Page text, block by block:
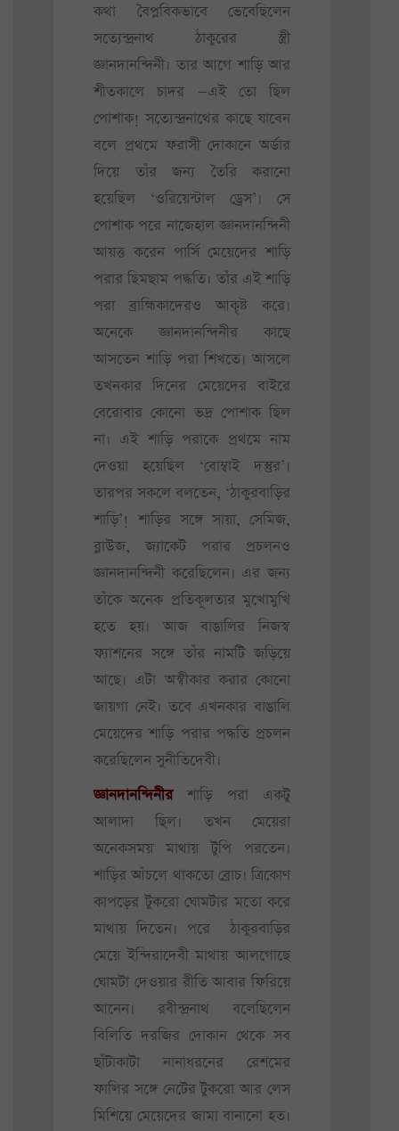
কথা বৈপ্লবিকভাবে ভেবেছিলেন
সত্যেন্দ্রনাথ ঠাকুরের স্ত্রী
জ্ঞানদানন্দিনী। তার আগে শাড়ি আর
শীতকালে চাদর —এই তো ছিল
পোশাক! সত্যেন্দ্রনাথের কাছে যাবেন
বলে প্রথমে ফরাসী দোকানে অর্ডার
দিয়ে তাঁর জন্য তৈরি করানো
হয়েছিল ‘ওরিয়েন্টাল ড্রেস’। সে
পোশাক পরে নাজেহাল জ্ঞানদানন্দিনী
আয়ত্ত করেন পার্সি মেয়েদের শাড়ি
পরার ছিমছাম পদ্ধতি। তাঁর এই শাড়ি
পরা ব্রাহ্মিকাদেরও আকৃষ্ট করে।
অনেকে জ্ঞানদানন্দিনীর কাছে
আসতেন শাড়ি পরা শিখতে। আসলে
তখনকার দিনের মেয়েদের বাইরে
বেরোবার কোনো ভদ্র পোশাক ছিল
না। এই শাড়ি পরাকে প্রথমে নাম
দেওয়া হয়েছিল ‘বোম্বাই দস্তুর’।
তারপর সকলে বলতেন, ‘ঠাকুরবাড়ির
শাড়ি’! শাড়ির সঙ্গে সায়া, সেমিজ,
ব্লাউজ, জ্যাকেট পরার প্রচলনও
জ্ঞানদানন্দিনী করেছিলেন। এর জন্য
তাঁকে অনেক প্রতিকূলতার মুখোমুখি
হতে হয়। আজ বাঙালির নিজস্ব
ফ্যাশনের সঙ্গে তাঁর নামটি জড়িয়ে
আছে। এটা অস্বীকার করার কোনো
জায়গা নেই। তবে এখনকার বাঙালি
মেয়েদের শাড়ি পরার পদ্ধতি প্রচলন
করেছিলেন সুনীতিদেবী।
জ্ঞানদানন্দিনীরশাড়ি পরা একটু
আলাদা ছিল। তখন মেয়েরা
অনেকসময় মাথায় টুপি পরতেন।
শাড়ির আঁচলে থাকতো ব্রোচ। ত্রিকোণ
কাপড়ের টুকরো ঘোমটার মতো করে
মাথায় দিতেন। পরে ঠাকুরবাড়ির
মেয়ে ইন্দিরাদেবী মাথায় আলগোছে
ঘোমটা দেওয়ার রীতি আবার ফিরিয়ে
আনেন। রবীন্দ্রনাথ বলেছিলেন
বিলিতি দরজির দোকান থেকে সব
ছাঁটাকাটা নানাধরনের রেশমের
ফালির সঙ্গে নেটের টুকরো আর লেস
মিশিয়ে মেয়েদের জামা বানানো হত।